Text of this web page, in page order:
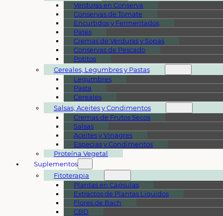
Verduras en Conserva
Conservas de Tomate
Encurtidos y Fermentados
Patés
Cremas de Verduras y Sopas
Conservas de Pescado
Potitos
Cereales, Legumbres y Pastas
Legumbres
Pasta
Cereales
Salsas, Aceites y Condimentos
Cremas de Frutos Secos
Salsas
Aceites y Vinagres
Especias y Condimentos
Proteína Vegetal
Suplementos
Fitoterapia
Plantas en Cápsulas
Extractos de Plantas Líquidos
Flores de Bach
CBD